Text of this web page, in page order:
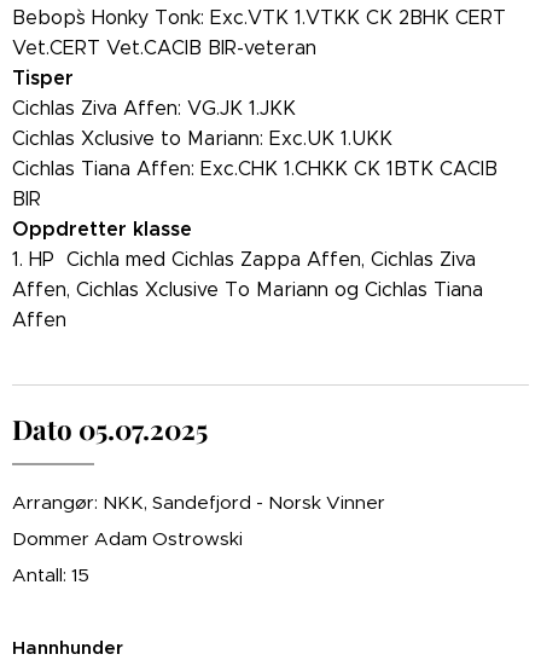
Bebop`s Honky Tonk: Exc.VTK 1.VTKK CK 2BHK CERT
Vet.CERT Vet.CACIB BIR-veteran
Tisper
Cichlas Ziva Affen: VG.JK 1.JKK
Cichlas Xclusive to Mariann: Exc.UK 1.UKK
Cichlas Tiana Affen: Exc.CHK 1.CHKK CK 1BTK CACIB
BIR
Oppdretter klasse
1. HP Cichla med Cichlas Zappa Affen, Cichlas Ziva
Affen, Cichlas Xclusive To Mariann og Cichlas Tiana
Affen
Dato 05.07.2025
Arrangør: NKK, Sandefjord - Norsk Vinner
Dommer Adam Ostrowski
Antall: 15
Hannhunder